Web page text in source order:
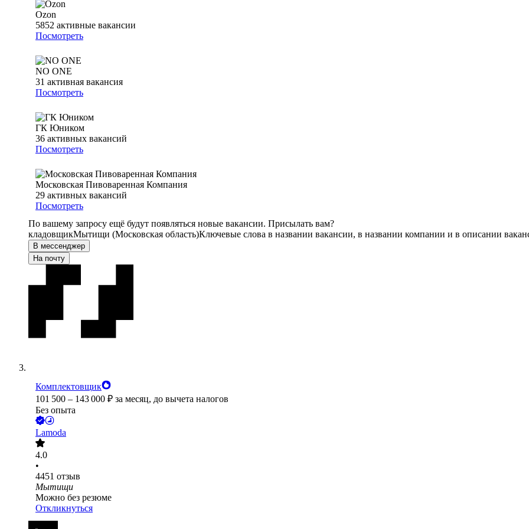
Ozon
5852 активные вакансии
Посмотреть
NO ONE
31 активная вакансия
Посмотреть
ГК Юником
36 активных вакансий
Посмотреть
Московская Пивоваренная Компания
29 активных вакансий
Посмотреть
По вашему запросу ещё будут появляться новые вакансии. Присылать вам?
кладовщикМытищи (Московская область)Ключевые слова в названии вакансии, в названии компании и в описании
В мессенджер
На почту
Комплектовщик
101 500 – 143 000 ₽ за месяц, до вычета налогов
Без опыта
Lamoda
4.0
•
4451 отзыв
Мытищи
Можно без резюме
Откликнуться